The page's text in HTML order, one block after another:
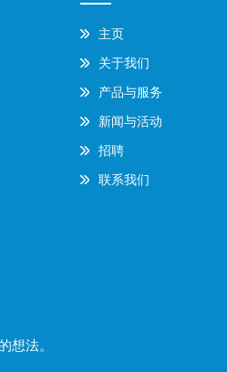
主页
关于我们
产品与服务
新闻与活动
招聘
联系我们
法。